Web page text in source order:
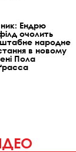
Ендрю
очолить
народне
в новому
Пола